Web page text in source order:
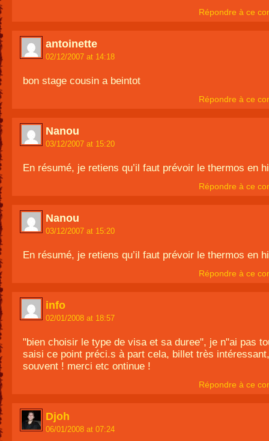
Répondre à ce
antoinette
02/12/2007 at 14:18
bon stage cousin a beintot
Répondre à ce
Nanou
03/12/2007 at 15:20
En résumé, je retiens qu’il faut prévoir le thermos en
Répondre à ce
Nanou
03/12/2007 at 15:20
En résumé, je retiens qu’il faut prévoir le thermos en
Répondre à ce
info
02/01/2008 at 18:57
"bien choisir le type de visa et sa duree", je n"ai pas
saisi ce point préci.s à part cela, billet très
souvent ! merci etc ontinue !
Répondre à ce
Djoh
06/01/2008 at 07:24